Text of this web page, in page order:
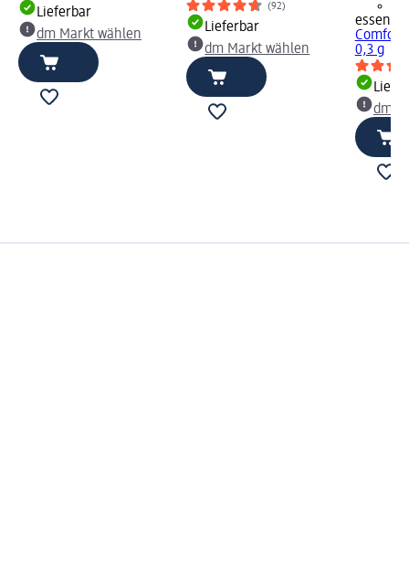
Lieferbar
dm Markt wählen
(92)
Lieferbar
dm Markt wählen
essence
Comfort
0,3 g
dm